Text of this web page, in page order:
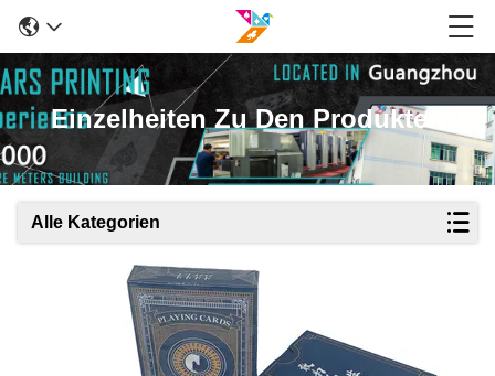
Einzelheiten Zu Den Produkten
Alle Kategorien